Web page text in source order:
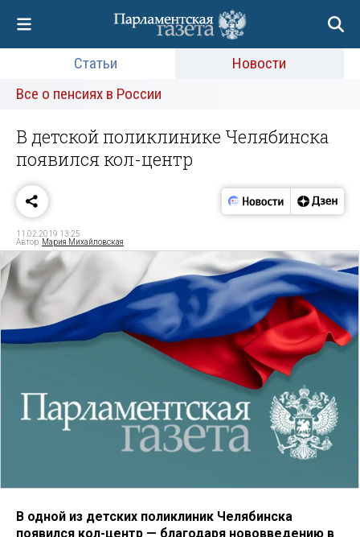
Статьи
Новости
Все о пенсиях в России
В детской поликлинике Челябинска
появился кол-центр
11.02.2019 13:25
Автор: Мария Михайловская
В одной из детских поликлиник Челябинска
появился кол-центр — благодаря нововведению в